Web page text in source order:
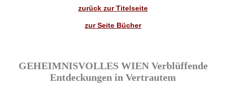
zurück zur Titelseite
zur Seite Bücher
GEHEIMNISVOLLES WIEN Verblüffende
Entdeckungen in Vertrautem